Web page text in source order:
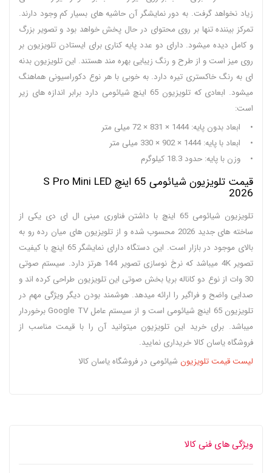
زیاد نخواهد گرفت. به دور نمایشگر آن حاشیه های بسیار کم وجود دارند.
تمرکز بیننده تنها بر روی محتوای در حال پخش خواهد بود و تصویر بزرگ
و کامل دیده میشود. دارای دو عدد پایه کناری برای ایستادن تلویزیون بر
روی میز است و از طرح و رنگ زیبایی بهره مند هستند. این تلویزیون بدنه
ای به رنگ خاکستری تیره دارد. به خوبی با هر نوع دکوراسیونی هماهنگ
میشود. ابعادی که تلویزیون 65 اینچ شیائومی دارد برابر اندازه های زیر
است:
• ابعاد بدون پایه: 1444 × 831 × 72 میلی متر
• ابعاد با پایه: 1444 × 902 × 330 میلی متر
• وزن با پایه: حدود 18.3 کیلوگرم
قیمت تلویزیون شیائومی 65 اینچ S Pro Mini LED
2026
تلویزیون شیائومی 65 اینچ با داشتن فناوری مینی ال ای دی یکی از
ساخته های جدید 2026 محسوب شده و از تلویزیون های میان رده رو به
بالای موجود در بازار است. این دستگاه دارای نمایشگر 65 اینچ با کیفیت
تصویر 4K میباشد که نرخ نوسازی تصویر 144 هرتز دارد. سیستم صوتی
30 وات از نوع دو کاناله بریا بخش صوتی این تلویزیون طراحی کرده اند و
صدایی واضح و فراگیر را ارائه میدهد. هوشمند بودن دیگر ویژگی مهم در
تلویزیون 65 اینچ شیائومی است و از سیستم عامل Google TV برخوردار
میباشد. برای خرید این تلویزیون میتوانید آن را با قیمت مناسب از
فروشگاه یاسان کالا خریداری نمایید.
لیست قیمت تلویزیون شیائومی در فروشگاه یاسان کالا
ویژگی های فنی کالا